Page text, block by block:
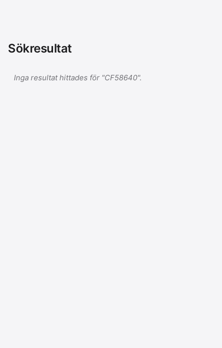
Sökresultat
Inga resultat hittades för "CF58640".